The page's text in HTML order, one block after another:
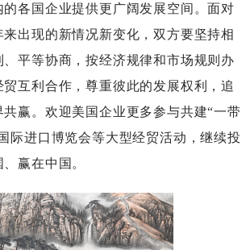
各国企业提供更广阔发展空间。面对
出现的新情况新变化，双方要坚持相
平等协商，按经济规律和市场规则办
互利合作，尊重彼此的发展权利，追
赢。欢迎美国企业更多参与共建“一带
际进口博览会等大型经贸活动，继续投
赢在中国。